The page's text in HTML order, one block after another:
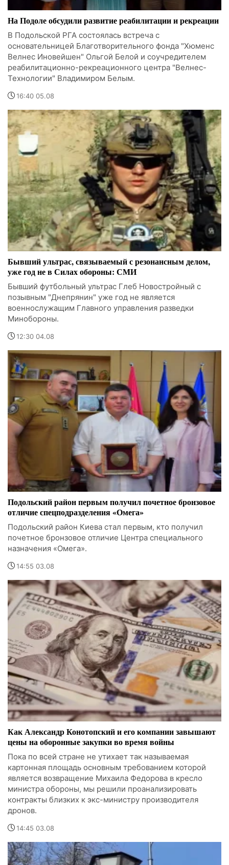
На Подоле обсудили развитие реабилитации и рекреации
В Подольской РГА состоялась встреча с
основательницей Благотворительного фонда "Хюменс
Велнес Иновейшен" Ольгой Белой и соучредителем
реабилитационно-рекреационного центра "Велнес-
Технологии" Владимиром Белым.
16:40 05.08
Бывший ультрас, связываемый с резонансным делом,
уже год не в Силах обороны: СМИ
Бывший футбольный ультрас Глеб Новостройный с
позывным "Днепрянин" уже год не является
военнослужащим Главного управления разведки
Минобороны.
12:30 04.08
Подольский район первым получил почетное бронзовое
отличие спецподразделения «Омега»
Подольский район Киева стал первым, кто получил
почетное бронзовое отличие Центра специального
назначения «Омега».
14:55 03.08
Как Александр Конотопский и его компании завышают
цены на оборонные закупки во время войны
Пока по всей стране не утихает так называемая
картонная площадь основным требованием которой
является возвращение Михаила Федорова в кресло
министра обороны, мы решили проанализировать
контракты близких к экс-министру производителя
дронов.
14:45 03.08